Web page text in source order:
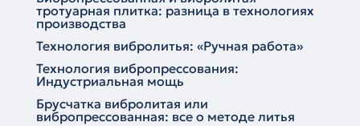
тротуарная плитка: разница в технологиях
производства
Технология вибролитья: «Ручная работа»
Технология вибропрессования:
Индустриальная мощь
Брусчатка вибролитая или
вибропрессованная: все о методе литья